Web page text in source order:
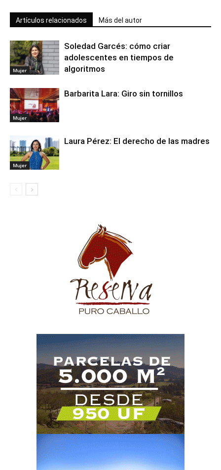
Artículos relacionados Más del autor
Mujer
Soledad Garcés: cómo criar
adolescentes en tiempos de
algoritmos
Mujer
Barbarita Lara: Giro sin tornillos
Mujer
Laura Pérez: El derecho de las madres